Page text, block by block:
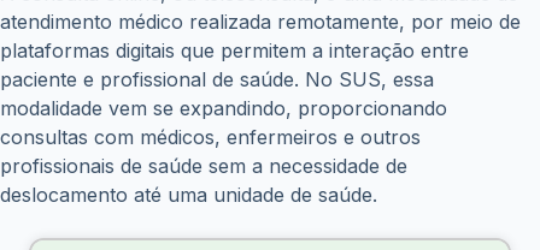
atendimento médico realizada remotamente, por meio de
plataformas digitais que permitem a interação entre
paciente e profissional de saúde. No SUS, essa
modalidade vem se expandindo, proporcionando
consultas com médicos, enfermeiros e outros
profissionais de saúde sem a necessidade de
deslocamento até uma unidade de saúde.